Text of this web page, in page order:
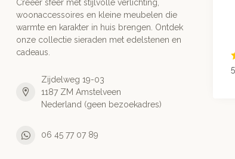
Creëer sfeer met stijlvolle verlichting,
woonaccessoires en kleine meubelen die
warmte en karakter in huis brengen. Ontdek
onze collectie sieraden met edelstenen en
cadeaus.
Zijdelweg 19-03
1187 ZM Amstelveen
Nederland (geen bezoekadres)
06 45 77 07 89